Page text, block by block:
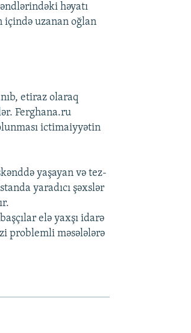
həyatı
içində uzanan oğlan
etiraz olaraq
Ferghana.ru
ictimaiyyətin
yaşayan və tez-
yaradıcı şəxslər
elə yaxşı idarə
problemli məsələlərə